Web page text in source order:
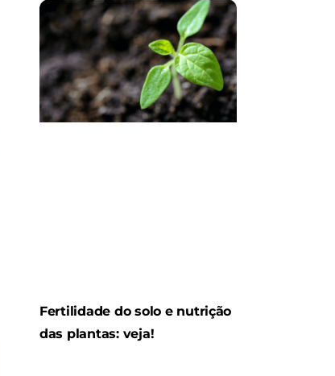
Fertilidade do solo e nutrição
das plantas: veja!